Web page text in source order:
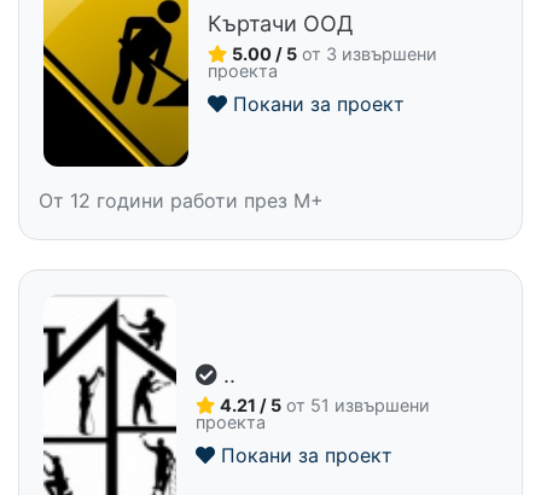
Къртачи ООД
5.00 / 5 от 3 извършени
проекта
Покани за проект
От 12 години работи през M+
..
4.21 / 5 от 51 извършени
проекта
Покани за проект